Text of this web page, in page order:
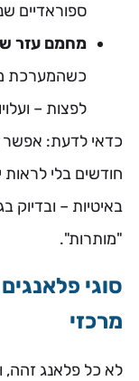
ספוראדיים
מחמם עזר
כשהמערכת
לפצות –
כדאי לדעת: אפשר
חודשים בלי
באיטיות – ובדיוק
"מותרות".
סוגי
מרכזי
לא כל פלאנג זהה,